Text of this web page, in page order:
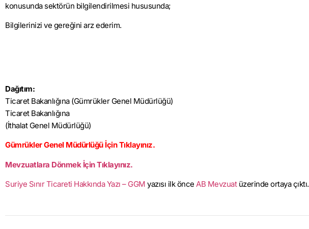
konusunda sektörün bilgilendirilmesi hususunda;
Bilgilerinizi ve gereğini arz ederim.
Dağıtım:
Ticaret Bakanlığına (Gümrükler Genel Müdürlüğü)
Ticaret Bakanlığına
(İthalat Genel Müdürlüğü)
Gümrükler Genel Müdürlüğü İçin Tıklayınız.
Mevzuatlara Dönmek İçin Tıklayınız.
Suriye Sınır Ticareti Hakkında Yazı – GGM yazısı ilk önce AB Mevzuatüzerinde ortaya çıktı.